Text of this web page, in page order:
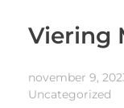
Viering
november 9,
Uncategorized